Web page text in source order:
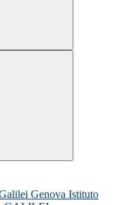
Istituto